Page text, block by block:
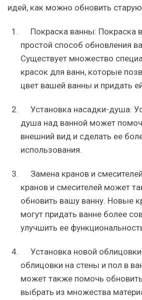
идей, как можно обновить старую
Покраска ванны: Покраска
простой способ обновления
Существует множество
красок для ванн, которые
цвет вашей ванны и придать
Установка насадки-душа:
душа над ванной может
внешний вид и сделать ее
использования.
Замена кранов и
кранов и смесителей может
обновить вашу ванну. Новые
могут придать ванне более
улучшить ее
Установка новой
облицовки на стены и пол в
может также помочь
выбрать из множества